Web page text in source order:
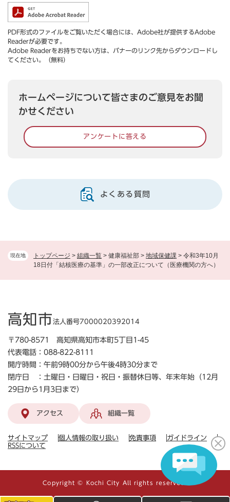
現在地 トップページ > 組織一覧 > 健康福祉部 > 地域保健課 > 令和3年10月
18日付「結核医療の基準」の一部改正について（医療機関の方へ）
PDF形式のファイルをご覧いただく場合には、Adobe社が提供するAdobe
Readerが必要です。
Adobe Readerをお持ちでない方は、バナーのリンク先からダウンロードし
てください。（無料）
ホームページについて皆さまのご意見をお聞
かせください
アンケートに答える
よくある質問
高知市法人番号7000020392014
〒780-8571 高知県高知市本町5丁目1-45
代表電話：088-822-8111
開庁時間：午前9時00分から午後4時30分まで
閉庁日 ：土曜日・日曜日・祝日・振替休日等、年末年始（12月
29日から1月3日まで）
アクセス 組織一覧
サイトマップ 個人情報の取り扱い 免責事項
ガイドライン
RSSについて
Copyright © Kochi City All rights reserved.